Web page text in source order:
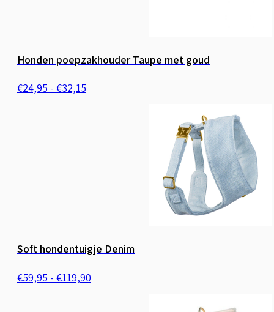
Honden poepzakhouder Taupe met goud
€24,95 - €32,15
Soft hondentuigje Denim
€59,95 - €119,90